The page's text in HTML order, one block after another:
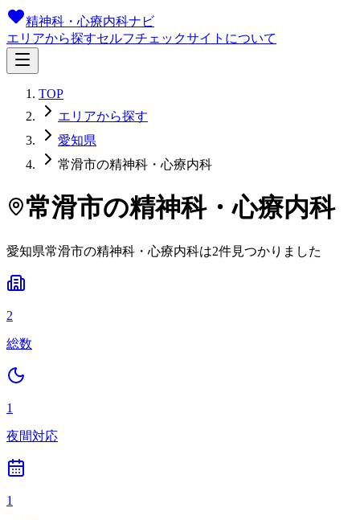
精神科・心療内科ナビ
エリアから探すセルフチェックサイトについて
TOP
エリアから探す
愛知県
常滑市の精神科・心療内科
常滑市の精神科・心療内科
愛知県常滑市の精神科・心療内科は2件見つかりました
2
総数
1
夜間対応
1